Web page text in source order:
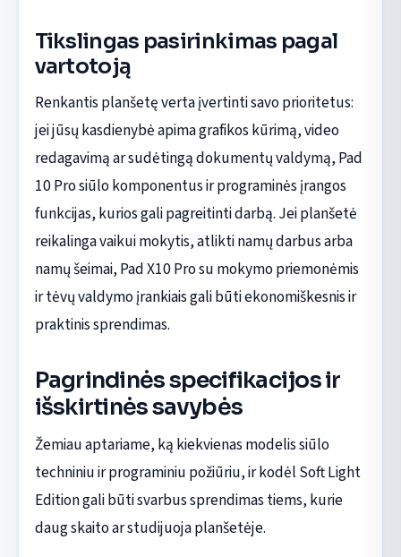
Tikslingas pasirinkimas pagal
vartotoją
Renkantis planšetę verta įvertinti savo prioritetus:
jei jūsų kasdienybė apima grafikos kūrimą, video
redagavimą ar sudėtingą dokumentų valdymą, Pad
10 Pro siūlo komponentus ir programinės įrangos
funkcijas, kurios gali pagreitinti darbą. Jei planšetė
reikalinga vaikui mokytis, atlikti namų darbus arba
namų šeimai, Pad X10 Pro su mokymo priemonėmis
ir tėvų valdymo įrankiais gali būti ekonomiškesnis ir
praktinis sprendimas.
Pagrindinės specifikacijos ir
išskirtinės savybės
Žemiau aptariame, ką kiekvienas modelis siūlo
techniniu ir programiniu požiūriu, ir kodėl Soft Light
Edition gali būti svarbus sprendimas tiems, kurie
daug skaito ar studijuoja planšetėje.